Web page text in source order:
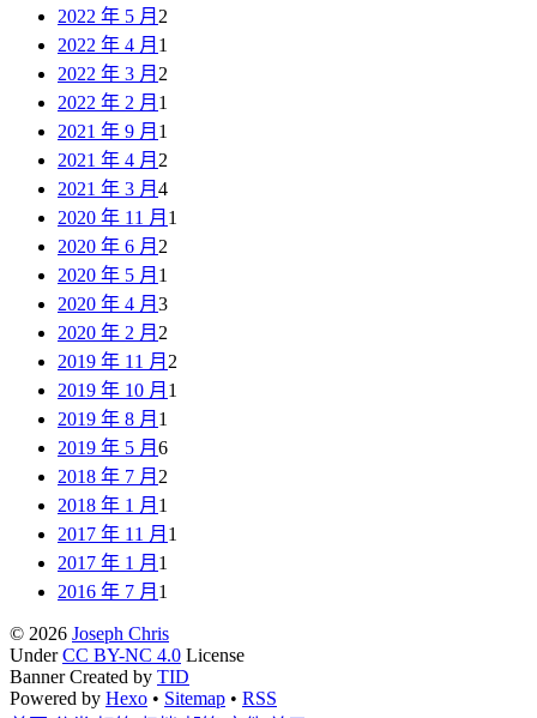
2022 年 5 月 2
2022 年 4 月 1
2022 年 3 月 2
2022 年 2 月 1
2021 年 9 月 1
2021 年 4 月 2
2021 年 3 月 4
2020 年 11 月 1
2020 年 6 月 2
2020 年 5 月 1
2020 年 4 月 3
2020 年 2 月 2
2019 年 11 月 2
2019 年 10 月 1
2019 年 8 月 1
2019 年 5 月 6
2018 年 7 月 2
2018 年 1 月 1
2017 年 11 月 1
2017 年 1 月 1
2016 年 7 月 1
© 2026 Joseph Chris
UnderCC BY-NC 4.0 License
Banner Created by TID
Powered by Hexo • Sitemap • RSS